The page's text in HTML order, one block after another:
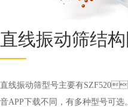
直线振动筛结
直线振动筛型号主要有
音APP下载不同，有多种型号可选。